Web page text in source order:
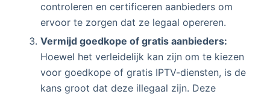
controleren en certificeren aanbieders om
ervoor te zorgen dat ze legaal opereren.
Vermijd goedkope of gratis aanbieders:
Hoewel het verleidelijk kan zijn om te kiezen
voor goedkope of gratis IPTV-diensten, is de
kans groot dat deze illegaal zijn. Deze